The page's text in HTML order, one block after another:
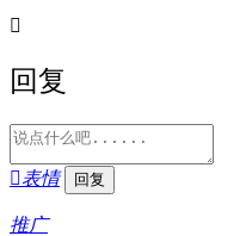

回复
表情
推广